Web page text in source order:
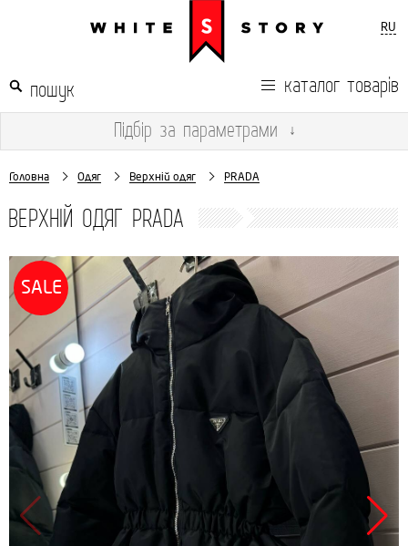
RU
каталог товарів
Підбір за параметрами ↓
Головна Одяг Верхній одяг PRADA
ВЕРХНІЙ ОДЯГ PRADA
SALE